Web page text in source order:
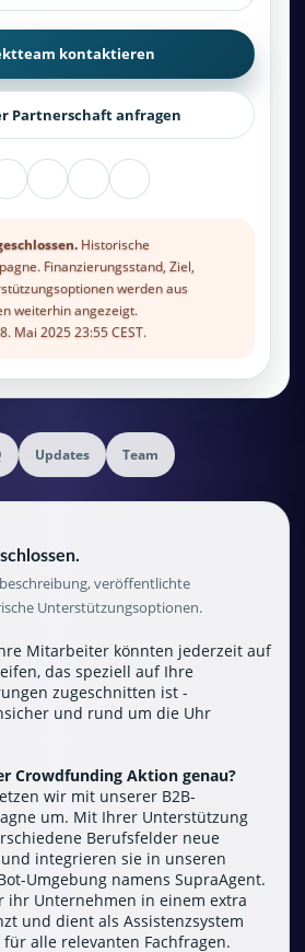
kontaktieren
Partnerschaft anfragen
Historische
Finanzierungsstand, Ziel,
werden aus
weiterhin angezeigt.
Mai 2025 23:55 CEST.
Updates Team
veröffentlichte
Unterstützungsoptionen.
Mitarbeiter könnten jederzeit auf
das speziell auf Ihre
zugeschnitten ist -
und rund um die Uhr
Crowdfunding Aktion genau?
wir mit unserer B2B-
um. Mit Ihrer Unterstützung
Berufsfelder neue
integrieren sie in unseren
Umgebung namens SupraAgent.
ihr Unternehmen in einem extra
und dient als Assistenzsystem
alle relevanten Fachfragen.